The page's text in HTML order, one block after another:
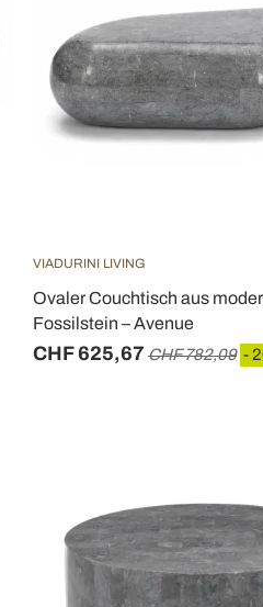
VIADURINI LIVING
Ovaler Couchtisch aus
Fossilstein – Avenue
CHF 625,67 CHF 782,09 -